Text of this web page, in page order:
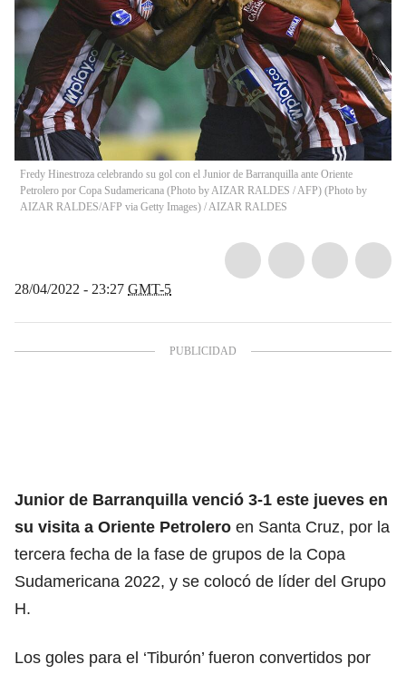
Fredy Hinestroza celebrando su gol con el Junior de Barranquilla ante Oriente
Petrolero por Copa Sudamericana (Photo by AIZAR RALDES / AFP) (Photo by
AIZAR RALDES/AFP via Getty Images) /AIZAR RALDES
28/04/2022 - 23:27 GMT-5
Junior de Barranquilla venció 3-1 este jueves en
su visita a Oriente Petrolero en Santa Cruz, por la
tercera fecha de la fase de grupos de la Copa
Sudamericana 2022, y se colocó de líder del Grupo
H.
Los goles para el ‘Tiburón’ fueron convertidos por